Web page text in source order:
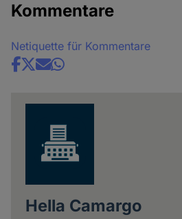
Kommentare
Netiquette für Kommentare
Share
Hella Camargo